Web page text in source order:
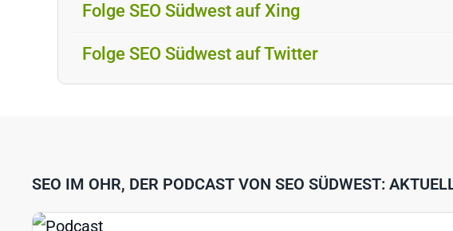
Folge SEO Südwest auf Xing
Folge SEO Südwest auf Twitter
SEO IM OHR, DER PODCAST VON SEO SÜDWEST: